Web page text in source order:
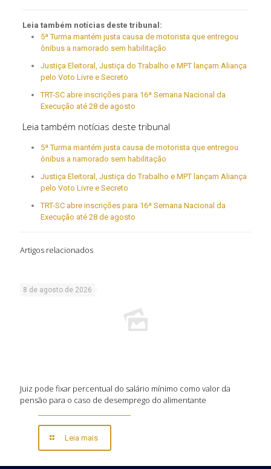
Leia também notícias deste tribunal:
5ª Turma mantém justa causa de motorista que entregou
ônibus a namorado sem habilitação
Justiça Eleitoral, Justiça do Trabalho e MPT lançam Aliança
pelo Voto Livre e Secreto
TRT-SC abre inscrições para 16ª Semana Nacional da
Execução até 28 de agosto
Leia também notícias deste tribunal
5ª Turma mantém justa causa de motorista que entregou
ônibus a namorado sem habilitação
Justiça Eleitoral, Justiça do Trabalho e MPT lançam Aliança
pelo Voto Livre e Secreto
TRT-SC abre inscrições para 16ª Semana Nacional da
Execução até 28 de agosto
Artigos relacionados
8 de agosto de 2026
Juiz pode fixar percentual do salário mínimo como valor da
pensão para o caso de desemprego do alimentante
Leia mais